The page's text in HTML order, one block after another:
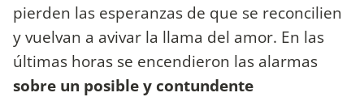
pierden las esperanzas de que se reconcilien
y vuelvan a avivar la llama del amor. En las
últimas horas se encendieron las alarmas
sobre un posible y contundente